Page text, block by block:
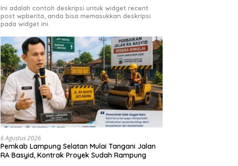
Ini adalah contoh deskripsi untuk widget recent
post wpberita, anda bisa memasukkan deskripsi
pada widget ini.
6 Agustus 2026
Pemkab Lampung Selatan Mulai Tangani Jalan
RA Basyid, Kontrak Proyek Sudah Rampung